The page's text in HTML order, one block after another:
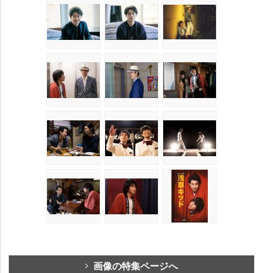
画像の特集ページへ